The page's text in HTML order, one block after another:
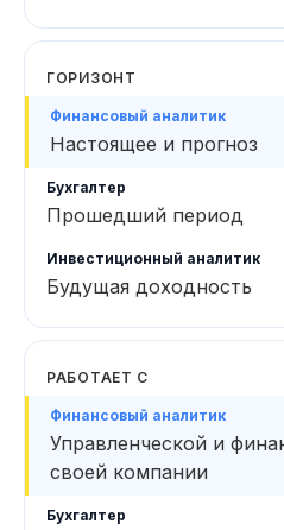
ГОРИЗОНТ
Настоящее и прогноз
Прошедший период
Будущая доходность
РАБОТАЕТ С
Управленческой и
своей компании